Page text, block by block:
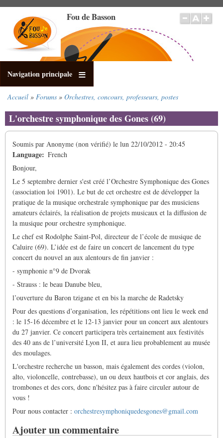
contenu
principal
Fou de Basson
Navigation principale
d'Ariane
Accueil Forums Orchestres, concours, professeurs, postes
L'orchestre symphonique des Gones (69)
Soumis par Anonyme (non vérifié) le lun 22/10/2012 - 20:45
Language
French
Bonjour,
Le 5 septembre dernier s'est créé l’Orchestre Symphonique des Gones
(association loi 1901). Le but de cet orchestre est de développer la
pratique de la musique orchestrale symphonique par des musiciens
amateurs éclairés, la réalisation de projets musicaux et la diffusion de
la musique pour orchestre symphonique.
Le chef est Rodolphe Saint-Pol, directeur de l’école de musique de
Caluire (69). L’idée est de faire un concert de lancement du type
concert du nouvel an aux alentours de fin janvier :
- symphonie n°9 de Dvorak
- Strauss : le beau Danube bleu,
l’ouverture du Baron tzigane et en bis la marche de Radetsky
Pour des questions d’organisation, les répétitions ont lieu le week end
: le 15-16 décembre et le 12-13 janvier pour un concert aux alentours
du 27 janvier. Ce concert participera très certainement aux festivités
des 40 ans de l’université Lyon II, et aura lieu probablement au musée
des moulages.
L'orchestre recherche un basson, mais également des cordes (violon,
alto, violoncelle, contrebasse), un ou deux hautbois et cor anglais, des
trombones et des cors, donc n'hésitez pas à faire circuler autour de
vous !
Pour nous contacter : orchestresymphoniquedesgones@gmail.com
Ajouter un commentaire